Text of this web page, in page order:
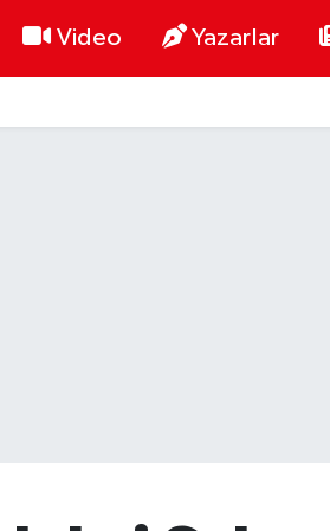
Video Yazarlar